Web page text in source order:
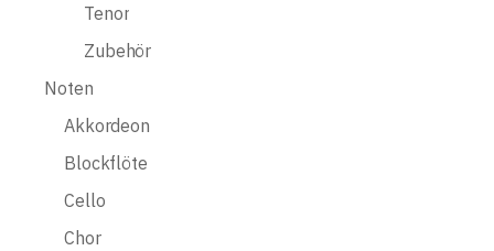
Tenor
Zubehör
Noten
Akkordeon
Blockflöte
Cello
Chor